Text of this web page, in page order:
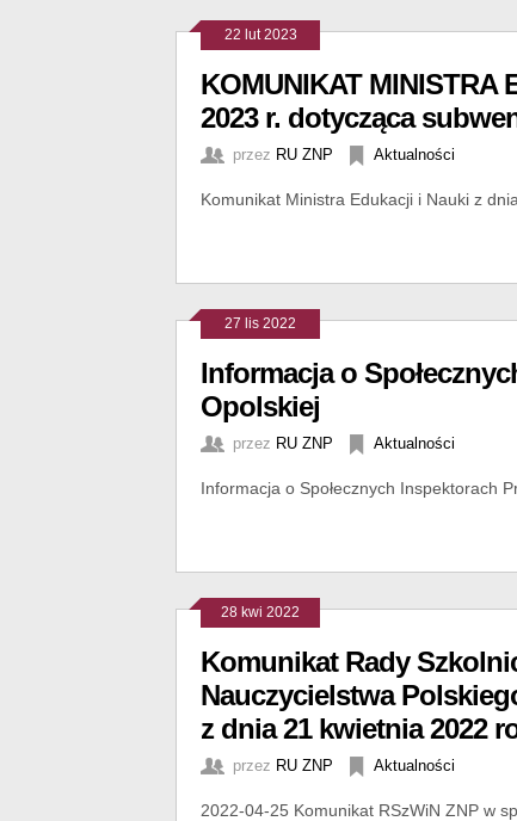
22 lut 2023
KOMUNIKAT MINISTRA
2023 r. dotycząca
przez RU ZNP Aktualności
Komunikat Ministra Edukacji i Nauki z
27 lis 2022
Informacja o
Opolskiej
przez RU ZNP Aktualności
Informacja o Społecznych Inspektorach
28 kwi 2022
Komunikat Rady
Nauczycielstwa
z dnia 21 kwietnia 2022
przez RU ZNP Aktualności
2022-04-25 Komunikat RSzWiN ZNP w